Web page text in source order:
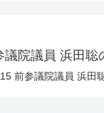
議院議員 浜田聡
前参議院議員 浜田